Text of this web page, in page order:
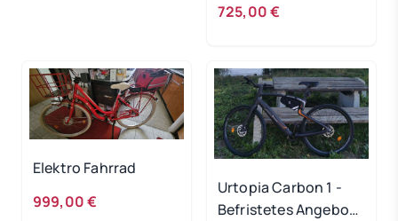
725,00 €
Elektro Fahrrad
999,00 €
Urtopia Carbon 1 -
Befristetes Angebot